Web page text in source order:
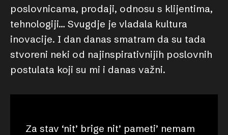
poslovnicama, prodaji, odnosu s klijentima,
tehnologiji… Svugdje je vladala kultura
inovacije. I dan danas smatram da su tada
stvoreni neki od najinspirativnijih poslovnih
postulata koji su mi i danas važni.
Za stav ‘nit’ brige nit’ pameti’ nemam